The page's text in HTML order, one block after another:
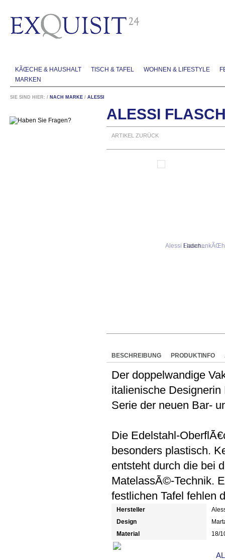
KÃŒCHE & HAUSHALT TISCH & TAFEL WOHNEN & LIFESTYLE
MARKEN
SIE SIND HIER: / NACH MARKE / ALESSI
ALESSI
ARTIKEL ZURÜCK
Laden...
BESCHREIBUNG PRODUKTINFO
Der doppelwandige
italienische
Serie der neuen Bar-
Die Edelstahl-
besonders plastisch.
entsteht durch die bei
MatelassÃ©-Technik.
festlichen Tafel fehlen
Hersteller
Design
Material
18/